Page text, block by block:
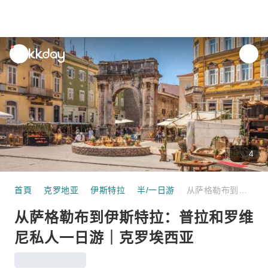
unread
notifications
4
首頁 克罗地亚 伊斯特拉 半/一日游
从萨格勒布到伊斯特拉：普拉和罗维
尼私人一日游｜克罗埃西亚